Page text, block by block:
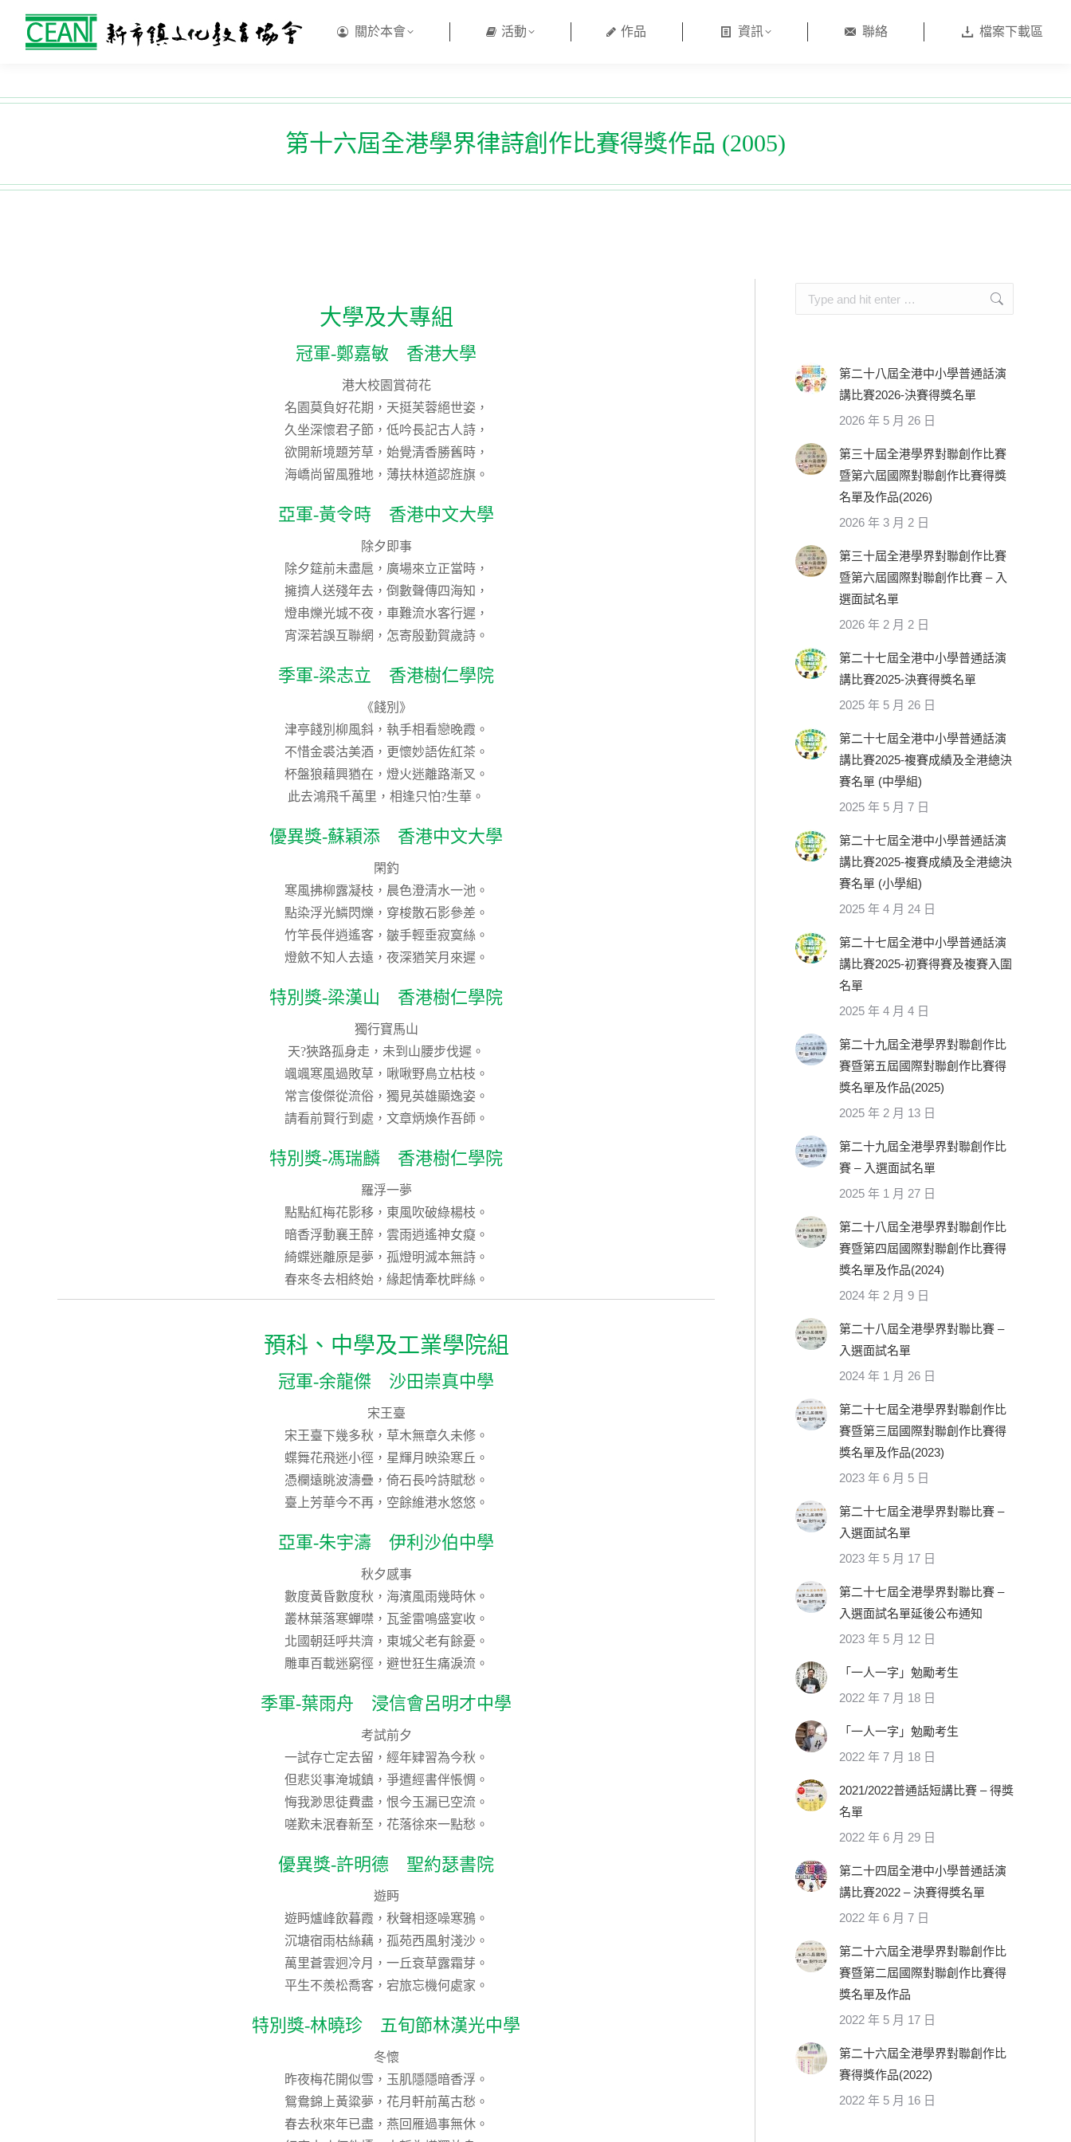
關於本會 活動 作品 資訊 聯絡 檔案下載區
第十六屆全港學界律詩創作比賽得獎作品 (2005)
大學及大專組
冠軍-鄭嘉敏 香港大學
港大校園賞荷花
名園莫負好花期，天挺芙蓉絕世姿，
久坐深懷君子節，低吟長記古人詩，
欲開新境題芳草，始覺清香勝舊時，
海嶠尚留風雅地，薄扶林道認旌旗。
亞軍-黃令時 香港中文大學
除夕即事
除夕筵前未盡扈，廣場來立正當時，
擁擠人送殘年去，倒數聲傳四海知，
燈串爍光城不夜，車難流水客行遲，
宵深若誤互聯網，怎寄殷勤賀歲詩。
季軍-梁志立 香港樹仁學院
《餞別》
津亭餞別柳風斜，執手相看戀晚霞。
不惜金裘沽美酒，更懷妙語佐紅茶。
杯盤狼藉興猶在，燈火迷離路漸叉。
此去鴻飛千萬里，相逢只怕?生華。
優異獎-蘇穎添 香港中文大學
閑釣
寒風拂柳露凝枝，晨色澄清水一池。
點染浮光鱗閃爍，穿梭散石影參差。
竹竿長伴逍遙客，皺手輕垂寂寞絲。
燈斂不知人去遠，夜深猶笑月來遲。
特別獎-梁漢山 香港樹仁學院
獨行寶馬山
天?狹路孤身走，未到山腰步伐遲。
颯颯寒風過敗草，啾啾野鳥立枯枝。
常言俊傑從流俗，獨見英雄顯逸姿。
請看前賢行到處，文章炳煥作吾師。
特別獎-馮瑞麟 香港樹仁學院
羅浮一夢
點點紅梅花影移，東風吹破綠楊枝。
暗香浮動襄王醉，雲雨逍遙神女癡。
綺蝶迷離原是夢，孤燈明滅本無詩。
春來冬去相終始，緣起情牽枕畔絲。
預科、中學及工業學院組
冠軍-余龍傑 沙田崇真中學
宋王臺
宋王臺下幾多秋，草木無章久未修。
蝶舞花飛迷小徑，星輝月映染寒丘。
憑欄遠眺波濤疊，倚石長吟詩賦愁。
臺上芳華今不再，空餘維港水悠悠。
亞軍-朱宇濤 伊利沙伯中學
秋夕感事
數度黃昏數度秋，海濱風雨幾時休。
叢林葉落寒蟬噤，瓦釜雷鳴盛宴收。
北國朝廷呼共濟，東城父老有餘憂。
雕車百載迷窮徑，避世狂生痛淚流。
季軍-葉雨舟 浸信會呂明才中學
考試前夕
一試存亡定去留，經年肄習為今秋。
但悲災事淹城鎮，爭遣經書伴悵惆。
悔我渺思徒費盡，恨今玉漏已空流。
嗟歎未泯春新至，花落徐來一點愁。
優異獎-許明德 聖約瑟書院
遊眄
遊眄爐峰飲暮霞，秋聲相逐噪寒鴉。
沉塘宿雨枯絲藕，孤苑西風射淺沙。
萬里蒼雲迥冷月，一丘衰草露霜芽。
平生不羨松喬客，宕旅忘機何處家。
特別獎-林曉珍 五旬節林漢光中學
冬懷
昨夜梅花開似雪，玉肌隱隱暗香浮。
鴛鴦錦上黃粱夢，花月軒前萬古愁。
春去秋來年已盡，燕回雁過事無休。
Search:
第二十八屆全港中小學普通話演
講比賽2026-決賽得獎名單
2026 年 5 月 26 日
第三十屆全港學界對聯創作比賽
暨第六屆國際對聯創作比賽得獎
名單及作品(2026)
2026 年 3 月 2 日
第三十屆全港學界對聯創作比賽
暨第六屆國際對聯創作比賽 – 入
選面試名單
2026 年 2 月 2 日
第二十七屆全港中小學普通話演
講比賽2025-決賽得獎名單
2025 年 5 月 26 日
第二十七屆全港中小學普通話演
講比賽2025-複賽成績及全港總決
賽名單 (中學組)
2025 年 5 月 7 日
第二十七屆全港中小學普通話演
講比賽2025-複賽成績及全港總決
賽名單 (小學組)
2025 年 4 月 24 日
第二十七屆全港中小學普通話演
講比賽2025-初賽得賽及複賽入圍
名單
2025 年 4 月 4 日
第二十九屆全港學界對聯創作比
賽暨第五屆國際對聯創作比賽得
獎名單及作品(2025)
2025 年 2 月 13 日
第二十九屆全港學界對聯創作比
賽 – 入選面試名單
2025 年 1 月 27 日
第二十八屆全港學界對聯創作比
賽暨第四屆國際對聯創作比賽得
獎名單及作品(2024)
2024 年 2 月 9 日
第二十八屆全港學界對聯比賽 –
入選面試名單
2024 年 1 月 26 日
第二十七屆全港學界對聯創作比
賽暨第三屆國際對聯創作比賽得
獎名單及作品(2023)
2023 年 6 月 5 日
第二十七屆全港學界對聯比賽 –
入選面試名單
2023 年 5 月 17 日
第二十七屆全港學界對聯比賽 –
入選面試名單延後公布通知
2023 年 5 月 12 日
「一人一字」勉勵考生
2022 年 7 月 18 日
「一人一字」勉勵考生
2022 年 7 月 18 日
2021/2022普通話短講比賽 – 得獎
名單
2022 年 6 月 29 日
第二十四屆全港中小學普通話演
講比賽2022 – 決賽得獎名單
2022 年 6 月 7 日
第二十六屆全港學界對聯創作比
賽暨第二屆國際對聯創作比賽得
獎名單及作品
2022 年 5 月 17 日
第二十六屆全港學界對聯創作比
賽得獎作品(2022)
2022 年 5 月 16 日